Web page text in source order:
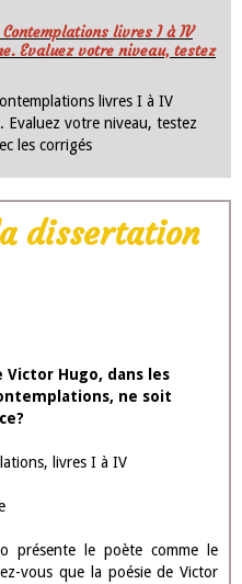
livres I à IV
Evaluez votre niveau, testez
livres I à IV
Evaluez votre niveau, testez
les corrigés
dissertation
Victor Hugo, dans les
ne soit
livres I à IV
présente le poète comme le
vous que la poésie de Victor